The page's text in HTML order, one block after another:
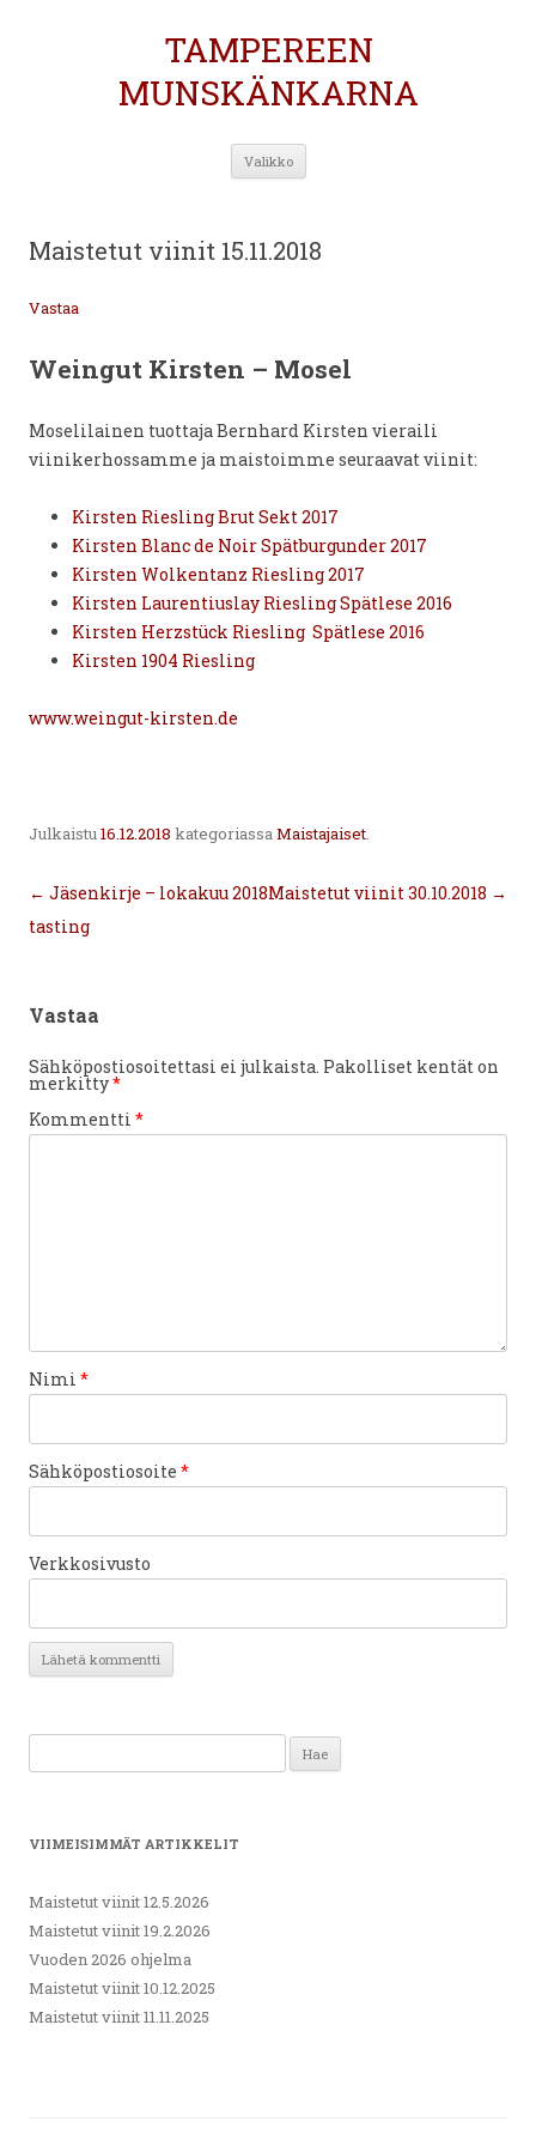
TAMPEREEN
MUNSKÄNKARNA
Valikko Siirry
Maistetut viinit 15.11.2018
Vastaa
Weingut Kirsten – Mosel
Moselilainen tuottaja Bernhard Kirsten vieraili
viinikerhossamme ja maistoimme seuraavat viinit:
Kirsten Riesling Brut Sekt 2017
Kirsten Blanc de Noir Spätburgunder 2017
Kirsten Wolkentanz Riesling 2017
Kirsten Laurentiuslay Riesling Spätlese 2016
Kirsten Herzstück Riesling Spätlese 2016
Kirsten 1904 Riesling
www.weingut-kirsten.de
Julkaistu16.12.2018 kategoriassaMaistajaiset.
Artikkelien
selaus
← Jäsenkirje – lokakuu 2018
tasting
Maistetut viinit 30.10.2018 →
Vastaa
Sähköpostiosoitettasi ei julkaista. Pakolliset kentät on
merkitty*
Kommentti *
Nimi *
Sähköpostiosoite *
Verkkosivusto
VIIMEISIMMÄT ARTIKKELIT
Maistetut viinit 12.5.2026
Maistetut viinit 19.2.2026
Vuoden 2026 ohjelma
Maistetut viinit 10.12.2025
Maistetut viinit 11.11.2025